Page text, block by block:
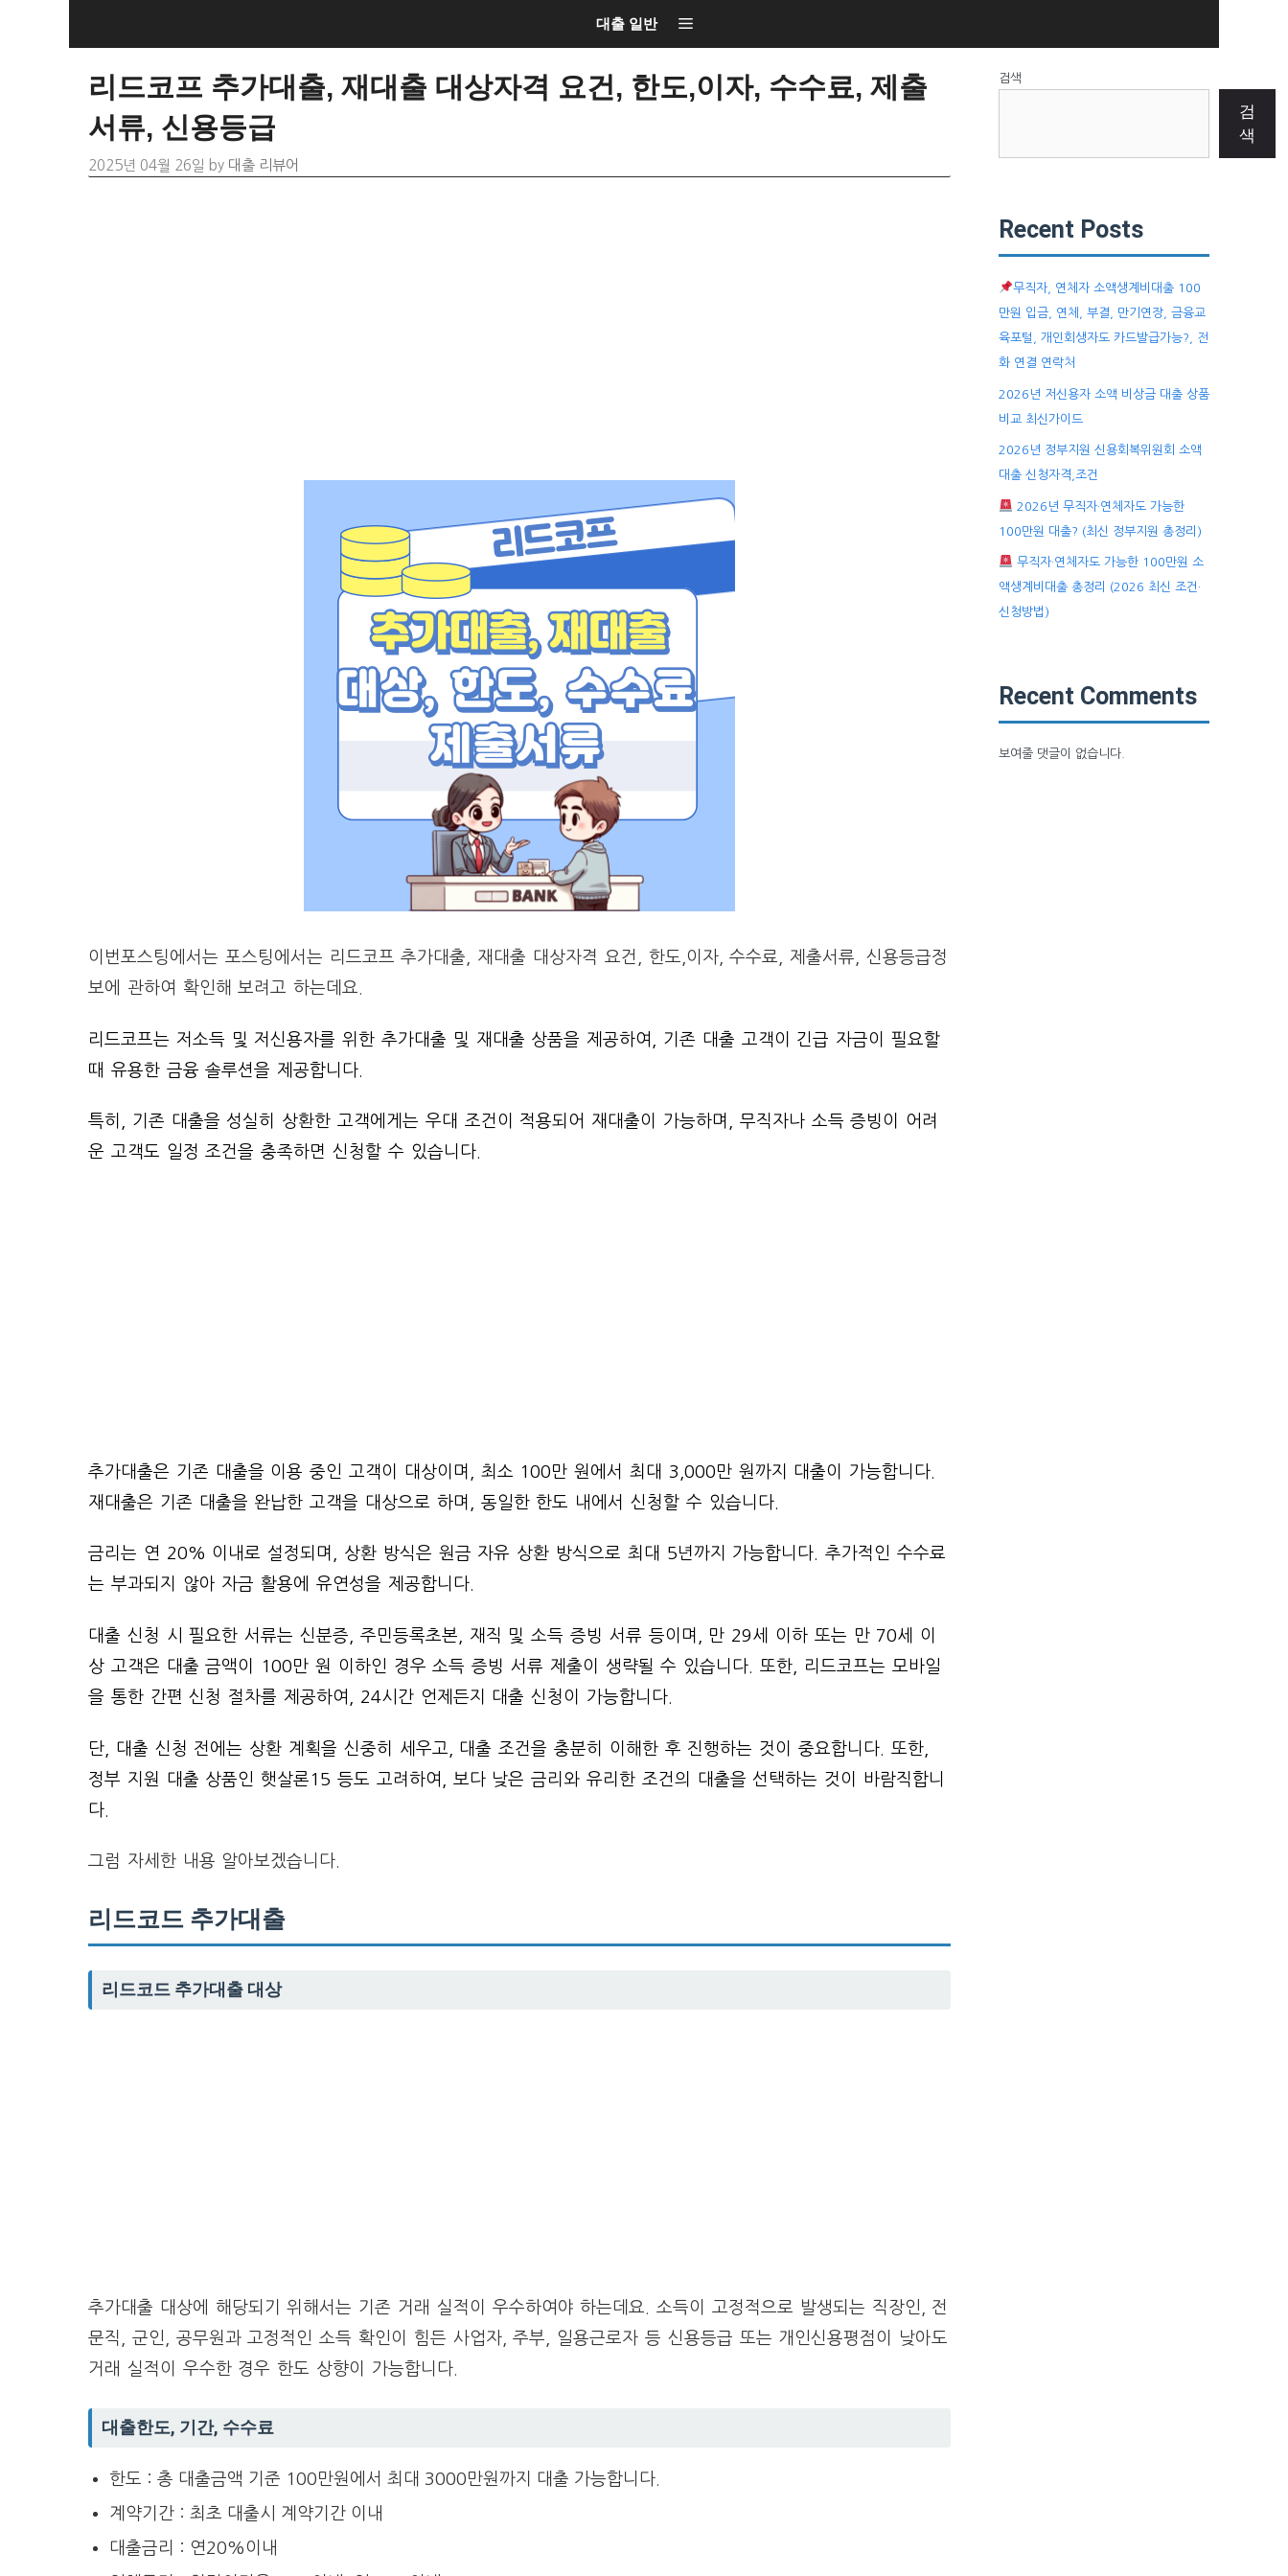
대출 일반
리드코프 추가대출, 재대출 대상자격 요건, 한도,이자, 수수료, 제출
서류, 신용등급
2025년 04월 26일 by 대출 리뷰어
이번포스팅에서는 포스팅에서는 리드코프 추가대출, 재대출 대상자격 요건, 한도,이자, 수수료, 제출서류, 신용등급정
보에 관하여 확인해 보려고 하는데요.
리드코프는 저소득 및 저신용자를 위한 추가대출 및 재대출 상품을 제공하여, 기존 대출 고객이 긴급 자금이 필요할
때 유용한 금융 솔루션을 제공합니다.
특히, 기존 대출을 성실히 상환한 고객에게는 우대 조건이 적용되어 재대출이 가능하며, 무직자나 소득 증빙이 어려
운 고객도 일정 조건을 충족하면 신청할 수 있습니다.
추가대출은 기존 대출을 이용 중인 고객이 대상이며, 최소 100만 원에서 최대 3,000만 원까지 대출이 가능합니다.
재대출은 기존 대출을 완납한 고객을 대상으로 하며, 동일한 한도 내에서 신청할 수 있습니다.
금리는 연 20% 이내로 설정되며, 상환 방식은 원금 자유 상환 방식으로 최대 5년까지 가능합니다. 추가적인 수수료
는 부과되지 않아 자금 활용에 유연성을 제공합니다.
대출 신청 시 필요한 서류는 신분증, 주민등록초본, 재직 및 소득 증빙 서류 등이며, 만 29세 이하 또는 만 70세 이
상 고객은 대출 금액이 100만 원 이하인 경우 소득 증빙 서류 제출이 생략될 수 있습니다. 또한, 리드코프는 모바일
을 통한 간편 신청 절차를 제공하여, 24시간 언제든지 대출 신청이 가능합니다.
단, 대출 신청 전에는 상환 계획을 신중히 세우고, 대출 조건을 충분히 이해한 후 진행하는 것이 중요합니다. 또한,
정부 지원 대출 상품인 햇살론15 등도 고려하여, 보다 낮은 금리와 유리한 조건의 대출을 선택하는 것이 바람직합니
다.
그럼 자세한 내용 알아보겠습니다.
리드코드 추가대출
리드코드 추가대출 대상
추가대출 대상에 해당되기 위해서는 기존 거래 실적이 우수하여야 하는데요. 소득이 고정적으로 발생되는 직장인, 전
문직, 군인, 공무원과 고정적인 소득 확인이 힘든 사업자, 주부, 일용근로자 등 신용등급 또는 개인신용평점이 낮아도
거래 실적이 우수한 경우 한도 상향이 가능합니다.
대출한도, 기간, 수수료
한도 : 총 대출금액 기준 100만원에서 최대 3000만원까지 대출 가능합니다.
계약기간 : 최초 대출시 계약기간 이내
대출금리 : 연20%이내
검색
검
색
Recent Posts
무직자, 연체자 소액생계비대출 100
만원 입금, 연체, 부결, 만기연장, 금융교
육포털, 개인회생자도 카드발급가능?, 전
화 연결 연락처
2026년 저신용자 소액 비상금 대출 상품
비교 최신가이드
2026년 정부지원 신용회복위원회 소액
대출 신청자격,조건
2026년 무직자·연체자도 가능한
100만원 대출? (최신 정부지원 총정리)
무직자·연체자도 가능한 100만원 소
액생계비대출 총정리 (2026 최신 조건·
신청방법)
Recent Comments
보여줄 댓글이 없습니다.